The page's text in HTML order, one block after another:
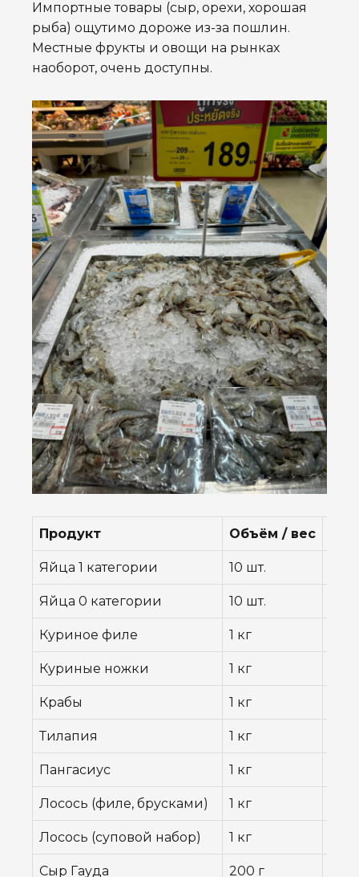
Импортные товары (сыр, орехи, хорошая
рыба) ощутимо дороже из-за пошлин.
Местные фрукты и овощи на рынках
наоборот, очень доступны.
Продукт Объём / вес
Яйца 1 категории 10 шт.
Яйца 0 категории 10 шт.
Куриное филе 1 кг
Куриные ножки 1 кг
Крабы 1 кг
Тилапия 1 кг
Пангасиус 1 кг
Лосось (филе, брусками) 1 кг
Лосось (суповой набор) 1 кг
Сыр Гауда 200 г